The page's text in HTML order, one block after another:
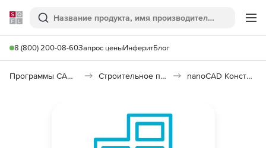
Softline
Поиск
8 (800) 200-08-60Запрос ценыИнферитБлог
Программы САПР и ГИС Строительное программное обеспечение nanoCAD Конструкции PS 26